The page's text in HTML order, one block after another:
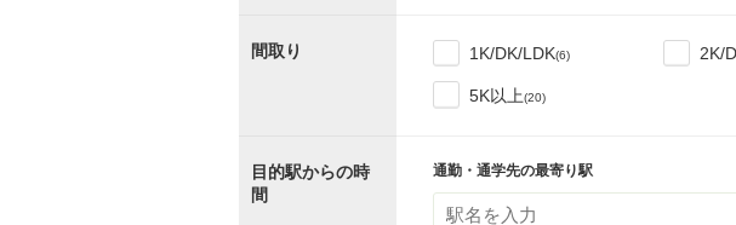
間取り 1K/DK/LDK(6) 2K/
5K以上(20)
目的駅からの時
間
通勤・通学先の最寄り駅